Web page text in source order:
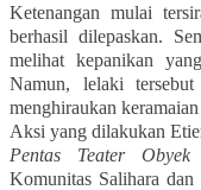
Ketenangan mulai
berhasil dilepaskan.
melihat kepanikan
Namun, lelaki
menghiraukan
Aksi yang dilakukan
Pentas Teater
Komunitas Salihara